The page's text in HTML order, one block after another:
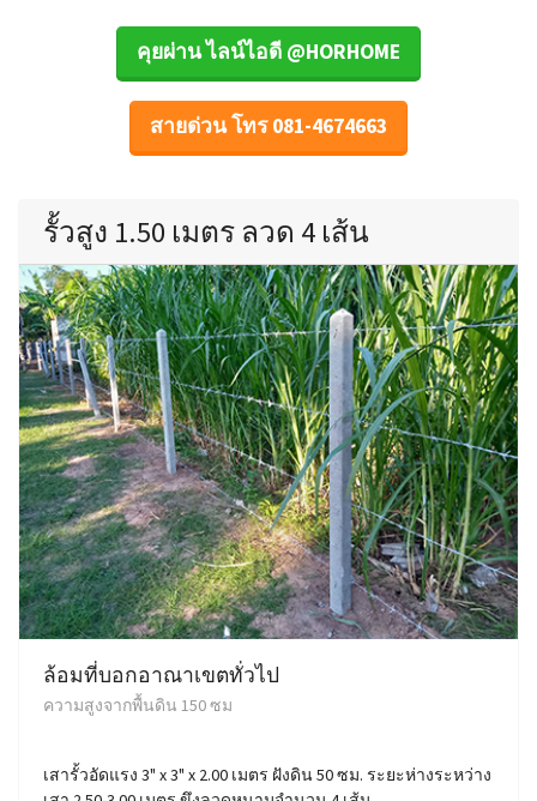
คุยผ่าน ไลน์ไอดี @HORHOME
สายด่วน โทร 081-4674663
รั้วสูง 1.50 เมตร ลวด 4 เส้น
ล้อมที่บอกอาณาเขตทั่วไป
ความสูงจากพื้นดิน 150 ซม
เสารั้วอัดแรง 3" x 3" x 2.00 เมตร ฝังดิน 50 ซม. ระยะห่างระหว่าง